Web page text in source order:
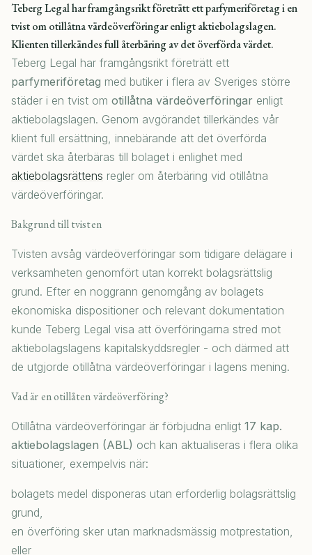
Teberg Legal har framgångsrikt företrätt ett parfymeriföretag i en
tvist om otillåtna värdeöverföringar enligt aktiebolagslagen.
Klienten tillerkändes full återbäring av det överförda värdet.
Teberg Legal har framgångsrikt företrätt ett
parfymeriföretag med butiker i flera av Sveriges större
städer i en tvist om otillåtna värdeöverföringar enligt
aktiebolagslagen. Genom avgörandet tillerkändes vår
klient full ersättning, innebärande att det överförda
värdet ska återbäras till bolaget i enlighet med
aktiebolagsrättens regler om återbäring vid otillåtna
värdeöverföringar.
Bakgrund till tvisten
Tvisten avsåg värdeöverföringar som tidigare delägare i
verksamheten genomfört utan korrekt bolagsrättslig
grund. Efter en noggrann genomgång av bolagets
ekonomiska dispositioner och relevant dokumentation
kunde Teberg Legal visa att överföringarna stred mot
aktiebolagslagens kapitalskyddsregler - och därmed att
de utgjorde otillåtna värdeöverföringar i lagens mening.
Vad är en otillåten värdeöverföring?
Otillåtna värdeöverföringar är förbjudna enligt 17 kap.
aktiebolagslagen (ABL) och kan aktualiseras i flera olika
situationer, exempelvis när:
bolagets medel disponeras utan erforderlig bolagsrättslig
grund,
en överföring sker utan marknadsmässig motprestation,
eller